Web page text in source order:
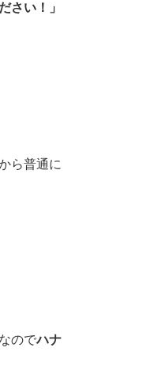
さい！」
ら普通に
のでハナ